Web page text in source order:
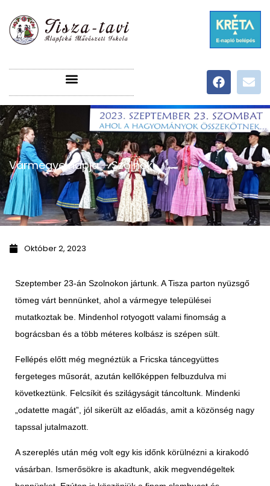
Vármegye napja – Szolnok
Október 2, 2023
Szeptember 23-án Szolnokon jártunk. A Tisza parton nyüzsgő
tömeg várt bennünket, ahol a vármegye települései
mutatkoztak be. Mindenhol rotyogott valami finomság a
bográcsban és a több méteres kolbász is szépen sült.
Fellépés előtt még megnéztük a Fricska táncegyüttes
fergeteges műsorát, azután kellőképpen felbuzdulva mi
következtünk. Felcsíkit és szilágyságit táncoltunk. Mindenki
„odatette magát”, jól sikerült az előadás, amit a közönség nagy
tapssal jutalmazott.
A szereplés után még volt egy kis időnk körülnézni a kirakodó
vásárban. Ismerősökre is akadtunk, akik megvendégeltek